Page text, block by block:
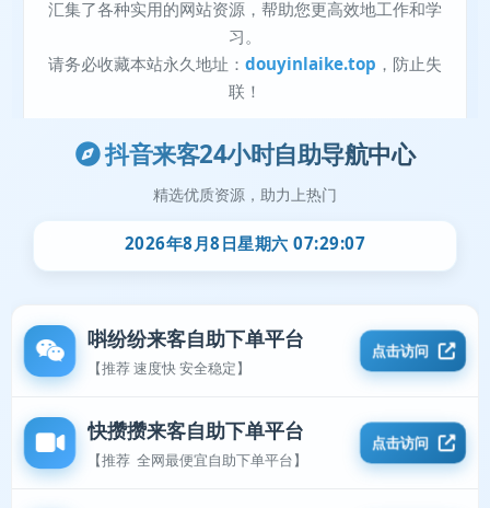
抖音来客24小时自助导航中心
精选优质资源，助力上热门
2026年8月8日星期六 07:29:07
唞纷纷来客自助下单平台
【推荐 速度快 安全稳定】
点击访问
快攒攒来客自助下单平台
【推荐 全网最便宜自助下单平台】
点击访问